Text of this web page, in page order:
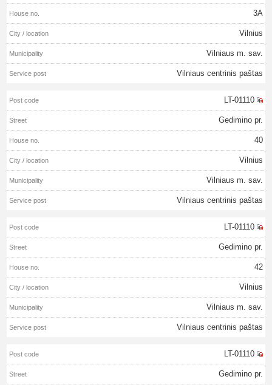
3A
Vilnius
Vilniaus m. sav.
Vilniaus centrinis paštas
LT-01110
Gedimino pr.
40
Vilnius
Vilniaus m. sav.
Vilniaus centrinis paštas
LT-01110
Gedimino pr.
42
Vilnius
Vilniaus m. sav.
Vilniaus centrinis paštas
LT-01110
Gedimino pr.